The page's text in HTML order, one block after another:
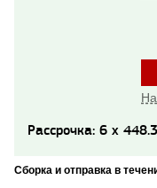
Рассрочка: 6 x
Сборка и отправка в